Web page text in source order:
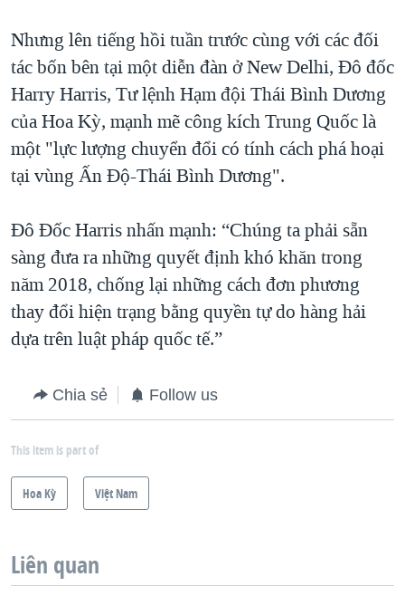
Nhưng lên tiếng hồi tuần trước cùng với các đối
tác bốn bên tại một diễn đàn ở New Delhi, Đô đốc
Harry Harris, Tư lệnh Hạm đội Thái Bình Dương
của Hoa Kỳ, mạnh mẽ công kích Trung Quốc là
một "lực lượng chuyển đổi có tính cách phá hoại
tại vùng Ấn Độ-Thái Bình Dương".
Đô Đốc Harris nhấn mạnh: “Chúng ta phải sẵn
sàng đưa ra những quyết định khó khăn trong
năm 2018, chống lại những cách đơn phương
thay đổi hiện trạng bằng quyền tự do hàng hải
dựa trên luật pháp quốc tế.”
Chia sẻ Follow us
This item is part of
Hoa Kỳ Việt Nam
Liên quan